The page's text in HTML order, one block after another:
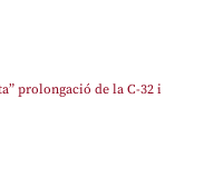
prolongació de la C-32 i